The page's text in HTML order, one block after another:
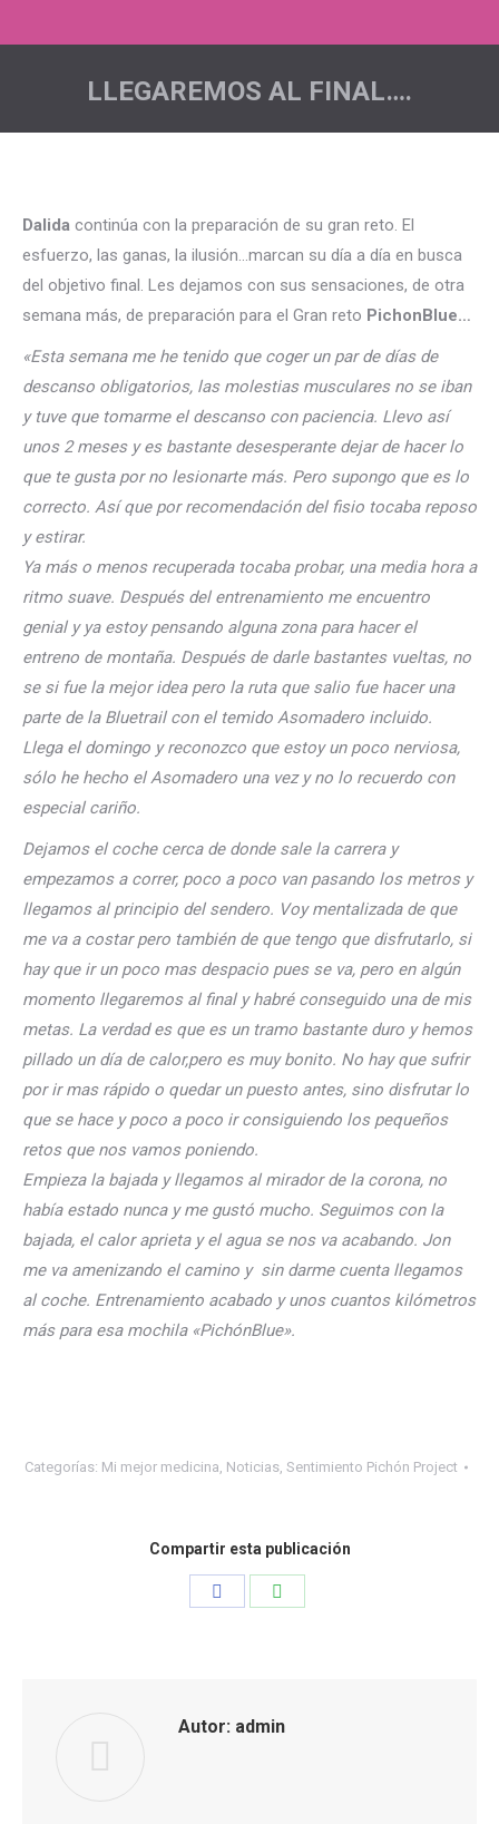
LLEGAREMOS AL FINAL….
Dalida continúa con la preparación de su gran reto. El
esfuerzo, las ganas, la ilusión…marcan su día a día en busca
del objetivo final. Les dejamos con sus sensaciones, de otra
semana más, de preparación para el Gran reto PichonBlue…
«Esta semana me he tenido que coger un par de días de
descanso obligatorios, las molestias musculares no se iban
y tuve que tomarme el descanso con paciencia. Llevo así
unos 2 meses y es bastante desesperante dejar de hacer lo
que te gusta por no lesionarte más. Pero supongo que es lo
correcto. Así que por recomendación del fisio tocaba reposo
y estirar.
Ya más o menos recuperada tocaba probar, una media hora a
ritmo suave. Después del entrenamiento me encuentro
genial y ya estoy pensando alguna zona para hacer el
entreno de montaña. Después de darle bastantes vueltas, no
se si fue la mejor idea pero la ruta que salio fue hacer una
parte de la Bluetrail con el temido Asomadero incluido.
Llega el domingo y reconozco que estoy un poco nerviosa,
sólo he hecho el Asomadero una vez y no lo recuerdo con
especial cariño.
Dejamos el coche cerca de donde sale la carrera y
empezamos a correr, poco a poco van pasando los metros y
llegamos al principio del sendero. Voy mentalizada de que
me va a costar pero también de que tengo que disfrutarlo, si
hay que ir un poco mas despacio pues se va, pero en algún
momento llegaremos al final y habré conseguido una de mis
metas. La verdad es que es un tramo bastante duro y hemos
pillado un día de calor,pero es muy bonito. No hay que sufrir
por ir mas rápido o quedar un puesto antes, sino disfrutar lo
que se hace y poco a poco ir consiguiendo los pequeños
retos que nos vamos poniendo.
Empieza la bajada y llegamos al mirador de la corona, no
había estado nunca y me gustó mucho. Seguimos con la
bajada, el calor aprieta y el agua se nos va acabando. Jon
me va amenizando el camino y sin darme cuenta llegamos
al coche. Entrenamiento acabado y unos cuantos kilómetros
más para esa mochila «PichónBlue».
Categorías: Mi mejor medicina, Noticias, Sentimiento Pichón Project
Compartir esta publicación
Autor: admin